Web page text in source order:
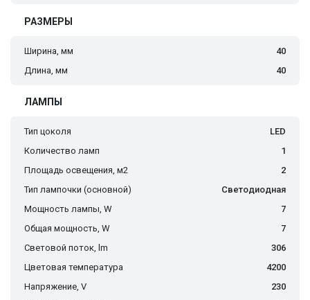
РАЗМЕРЫ
Ширина, мм
40
Длина, мм
40
ЛАМПЫ
Тип цоколя
LED
Количество ламп
1
Площадь освещения, м2
2
Тип лампочки (основной)
Светодиодная
Мощность лампы, W
7
Общая мощность, W
7
Световой поток, lm
306
Цветовая температура
4200
Напряжение, V
230